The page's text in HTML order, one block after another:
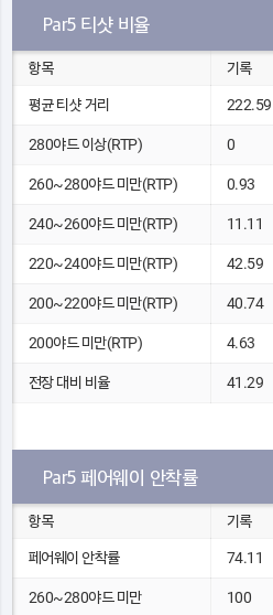
Par5 티샷 비율
항목 기록
평균 티샷 거리 222.59
280야드 이상(RTP) 0
260~280야드 미만(RTP) 0.93
240~260야드 미만(RTP) 11.11
220~240야드 미만(RTP) 42.59
200~220야드 미만(RTP) 40.74
200야드 미만(RTP) 4.63
전장 대비 비율 41.29
Par5 페어웨이 안착률
항목 기록
페어웨이 안착률 74.11
260~280야드 미만 100